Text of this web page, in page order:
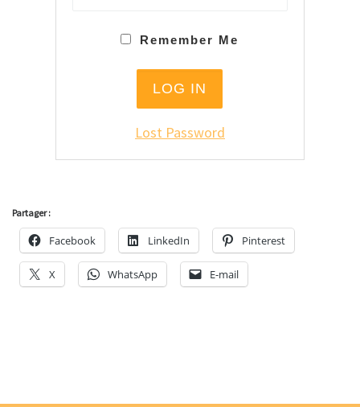
Remember Me
Lost Password
Partager :
Facebook LinkedIn Pinterest
X WhatsApp E-mail